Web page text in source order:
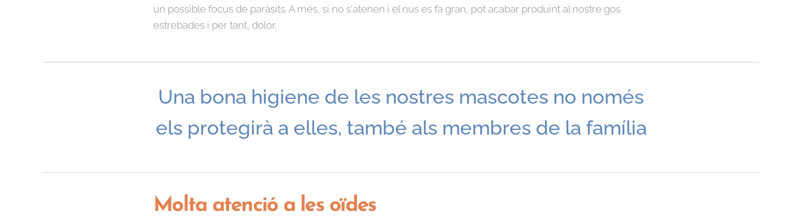
un possible focus de paràsits. A més, si no s'atenen i el nus es fa gran, pot acabar produint al nostre gos
estrebades i per tant, dolor.
Una bona higiene de les nostres mascotes no només
els protegirà a elles, també als membres de la família
Molta atenció a les oïdes